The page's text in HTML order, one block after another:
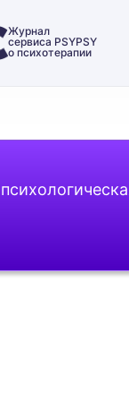
Журнал
сервиса PSYPSY
о психотерапии